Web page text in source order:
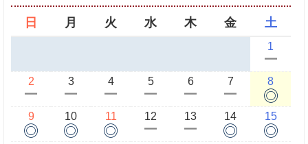
日 月 火 水 木 金 土
1
ー
2
ー
3
ー
4
ー
5
ー
6
ー
7
ー
8
◎
9
◎
10
◎
11
◎
12
ー
13
ー
14
◎
15
◎